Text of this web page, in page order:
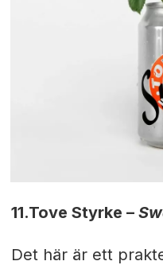
11.Tove Styrke –
Det här är ett